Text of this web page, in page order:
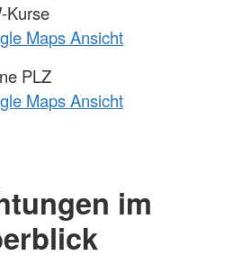
Kurse
Maps Ansicht
PLZ
Maps Ansicht
im